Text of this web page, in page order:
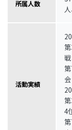
所属人数
活動実績
4